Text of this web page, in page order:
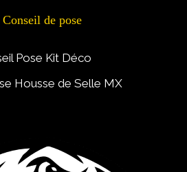
Conseil de pose
Pose Kit Déco
Housse de Selle MX